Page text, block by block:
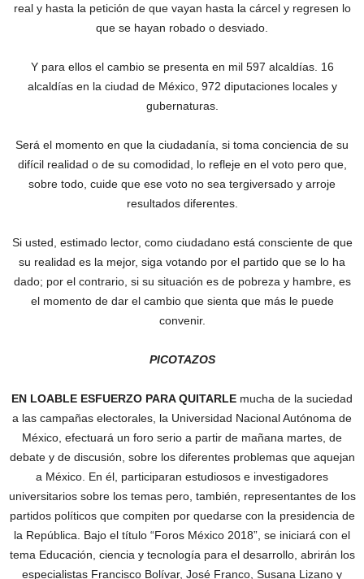
real y hasta la petición de que vayan hasta la cárcel y regresen lo
que se hayan robado o desviado.
Y para ellos el cambio se presenta en mil 597 alcaldías. 16
alcaldías en la ciudad de México, 972 diputaciones locales y
gubernaturas.
Será el momento en que la ciudadanía, si toma conciencia de su
difícil realidad o de su comodidad, lo refleje en el voto pero que,
sobre todo, cuide que ese voto no sea tergiversado y arroje
resultados diferentes.
Si usted, estimado lector, como ciudadano está consciente de que
su realidad es la mejor, siga votando por el partido que se lo ha
dado; por el contrario, si su situación es de pobreza y hambre, es
el momento de dar el cambio que sienta que más le puede
convenir.
PICOTAZOS
EN LOABLE ESFUERZO PARA QUITARLE mucha de la suciedad
a las campañas electorales, la Universidad Nacional Autónoma de
México, efectuará un foro serio a partir de mañana martes, de
debate y de discusión, sobre los diferentes problemas que aquejan
a México. En él, participaran estudiosos e investigadores
universitarios sobre los temas pero, también, representantes de los
partidos políticos que compiten por quedarse con la presidencia de
la República. Bajo el título “Foros México 2018”, se iniciará con el
tema Educación, ciencia y tecnología para el desarrollo, abrirán los
especialistas Francisco Bolívar, José Franco, Susana Lizano y